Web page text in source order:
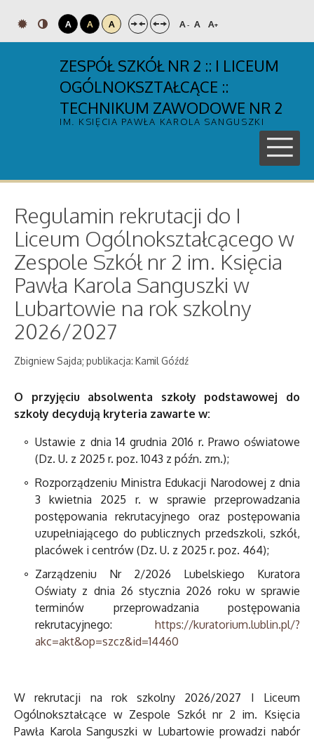
A A A A- A A+
ZESPÓŁ SZKÓŁ NR 2 :: I LICEUM
OGÓLNOKSZTAŁCĄCE ::
TECHNIKUM ZAWODOWE NR 2
IM. KSIĘCIA PAWŁA KAROLA SANGUSZKI
Regulamin rekrutacji do I
Liceum Ogólnokształcącego w
Zespole Szkół nr 2 im. Księcia
Pawła Karola Sanguszki w
Lubartowie na rok szkolny
2026/2027
Zbigniew Sajda; publikacja: Kamil Góźdź
O przyjęciu absolwenta szkoły podstawowej do
szkoły decydują kryteria zawarte w:
Ustawie z dnia 14 grudnia 2016 r. Prawo oświatowe
(Dz. U. z 2025 r. poz. 1043 z późn. zm.);
Rozporządzeniu Ministra Edukacji Narodowej z dnia
3 kwietnia 2025 r. w sprawie przeprowadzania
postępowania rekrutacyjnego oraz postępowania
uzupełniającego do publicznych przedszkoli, szkół,
placówek i centrów (Dz. U. z 2025 r. poz. 464);
Zarządzeniu Nr 2/2026 Lubelskiego Kuratora
Oświaty z dnia 26 stycznia 2026 roku w sprawie
terminów przeprowadzania postępowania
rekrutacyjnego: https://kuratorium.lublin.pl/?
akc=akt&op=szcz&id=14460
W rekrutacji na rok szkolny 2026/2027 I Liceum
Ogólnokształcące w Zespole Szkół nr 2 im. Księcia
Pawła Karola Sanguszki w Lubartowie prowadzi nabór